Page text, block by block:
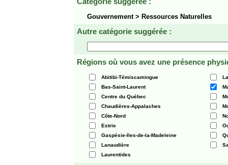
Gouvernement > Ressources Naturelles
Autre catégorie suggérée :
Régions où vous avez une présence
Abitibi-Témiscamingue
Bas-Saint-Laurent
Centre du Québec
Chaudières-Appalaches
Côte-Nord
Estrie
Gaspésie-Iles-de-la-Madeleine
Lanaudière
Laurentides